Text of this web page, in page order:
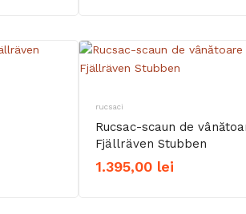
rucsaci
Rucsac-scaun de
Fjällräven Stubben
1.395,00 lei